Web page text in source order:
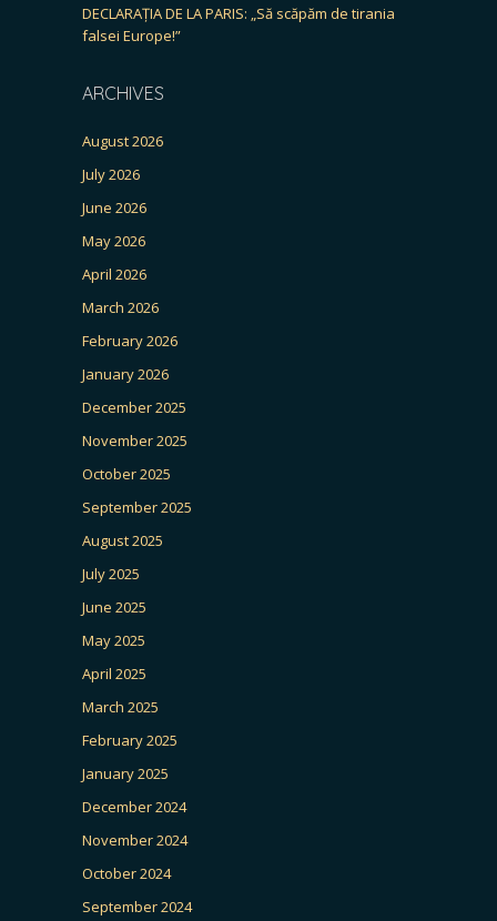
DECLARAȚIA DE LA PARIS: „Să scăpăm de tirania
falsei Europe!”
ARCHIVES
August 2026
July 2026
June 2026
May 2026
April 2026
March 2026
February 2026
January 2026
December 2025
November 2025
October 2025
September 2025
August 2025
July 2025
June 2025
May 2025
April 2025
March 2025
February 2025
January 2025
December 2024
November 2024
October 2024
September 2024